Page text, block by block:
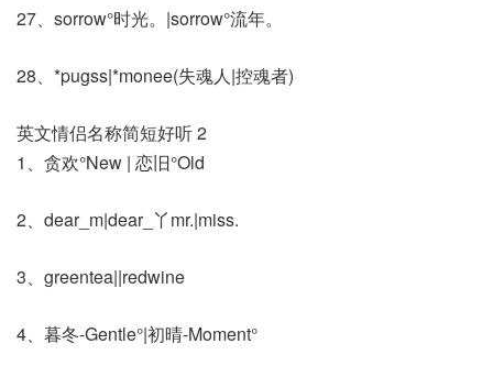
27、sorrow°时光。|sorrow°流年。
28、*pugss|*monee(失魂人|控魂者)
英文情侣名称简短好听 2
1、贪欢°New | 恋旧°Old
2、dear_m|dear_丫mr.|miss.
3、greentea||redwine
4、暮冬-Gentle°|初晴-Moment°